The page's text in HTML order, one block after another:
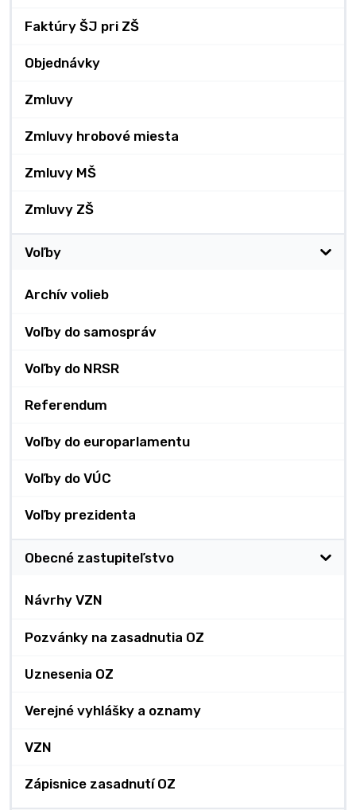
Faktúry ŠJ pri ZŠ
Objednávky
Zmluvy
Zmluvy hrobové miesta
Zmluvy MŠ
Zmluvy ZŠ
Voľby
Archív volieb
Voľby do samospráv
Voľby do NRSR
Referendum
Voľby do europarlamentu
Voľby do VÚC
Voľby prezidenta
Obecné zastupiteľstvo
Návrhy VZN
Pozvánky na zasadnutia OZ
Uznesenia OZ
Verejné vyhlášky a oznamy
VZN
Zápisnice zasadnutí OZ